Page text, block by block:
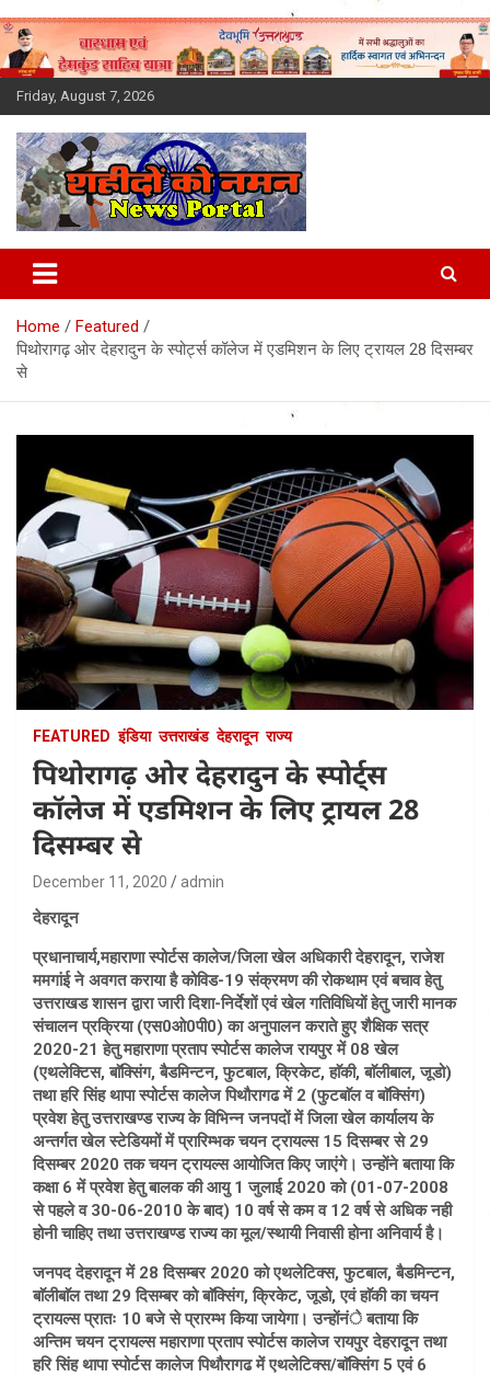
Skip
to
content
Friday, August 7, 2026
Latest News Today, Breaking
News, Uttarakhand News in
Hindi
Home
Featured
पिथोरागढ़ ओर देहरादुन के स्पोर्ट्स कॉलेज में एडमिशन के लिए ट्रायल 28 दिसम्बर
से
FEATURED इंडिया उत्तराखंड देहरादून राज्य
पिथोरागढ़ ओर देहरादुन के स्पोर्ट्स
कॉलेज में एडमिशन के लिए ट्रायल 28
दिसम्बर से
December 11, 2020 admin
देहरादून
प्रधानाचार्य,महाराणा स्पोर्टस कालेज/जिला खेल अधिकारी देहरादून, राजेश
ममगांई ने अवगत कराया है कोविड-19 संक्रमण की रोकथाम एवं बचाव हेतु
उत्तराखड शासन द्वारा जारी दिशा-निर्देशों एवं खेल गतिविधियों हेतु जारी मानक
संचालन प्रक्रिया (एस0ओ0पी0) का अनुपालन कराते हुए शैक्षिक सत्र
2020-21 हेतु महाराणा प्रताप स्पोर्टस कालेज रायपुर में 08 खेल
(एथलेक्टिस, बाॅक्सिंग, बैडमिन्टन, फुटबाल, क्रिकेट, हाॅकी, बाॅलीबाल, जूडो)
तथा हरि सिंह थापा स्पोर्टस कालेज पिथौरागढ में 2 (फुटबाॅल व बाॅक्सिंग)
प्रवेश हेतु उत्तराखण्ड राज्य के विभिन्न जनपदों में जिला खेल कार्यालय के
अन्तर्गत खेल स्टेडियमों में प्रारिम्भक चयन ट्रायल्स 15 दिसम्बर से 29
दिसम्बर 2020 तक चयन ट्रायल्स आयोजित किए जाएंगे। उन्होंने बताया कि
कक्षा 6 में प्रवेश हेतु बालक की आयु 1 जुलाई 2020 को (01-07-2008
से पहले व 30-06-2010 के बाद) 10 वर्ष से कम व 12 वर्ष से अधिक नही
होनी चाहिए तथा उत्तराखण्ड राज्य का मूल/स्थायी निवासी होना अनिवार्य है।
जनपद देहरादून में 28 दिसम्बर 2020 को एथलेटिक्स, फुटबाल, बैडमिन्टन,
बाॅलीबाॅल तथा 29 दिसम्बर को बाॅक्सिंग, क्रिकेट, जूडो, एवं हाॅकी का चयन
ट्रायल्स प्रातः 10 बजे से प्रारम्भ किया जायेगा। उन्होंनंे बताया कि
अन्तिम चयन ट्रायल्स महाराणा प्रताप स्पोर्टस कालेज रायपुर देहरादून तथा
हरि सिंह थापा स्पोर्टस कालेज पिथौरागढ में एथलेटिक्स/बाॅक्सिंग 5 एवं 6